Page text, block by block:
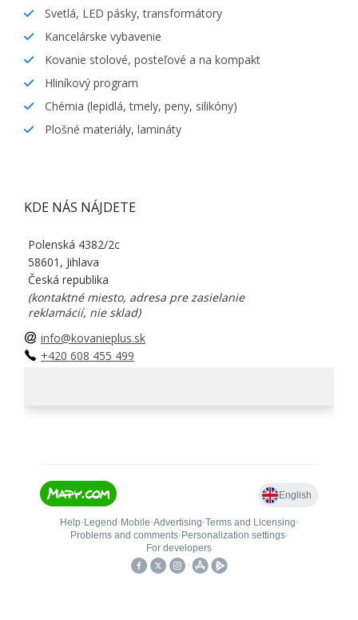
Svetlá, LED pásky, transformátory
Kancelárske vybavenie
Kovanie stolové, posteľové a na kompakt
Hliníkový program
Chémia (lepidlá, tmely, peny, silikóny)
Plošné materiály, lamináty
KDE NÁS NÁJDETE
Polenská 4382/2c
58601, Jihlava
Česká republika
(kontaktné miesto, adresa pre zasielanie
reklamácií, nie sklad)
info@kovanieplus.sk
+420 608 455 499